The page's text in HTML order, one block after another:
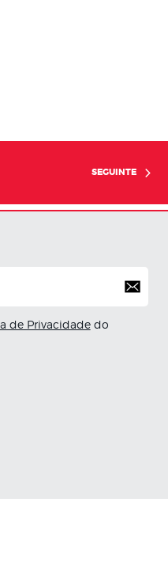
SEGUINTE
de Privacidadedo